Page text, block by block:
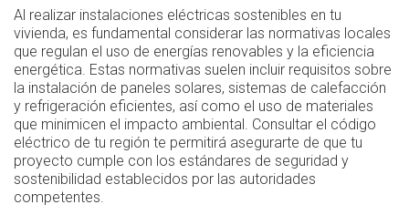
Al realizar instalaciones eléctricas sostenibles en tu
vivienda, es fundamental considerar las normativas locales
que regulan el uso de energías renovables y la eficiencia
energética. Estas normativas suelen incluir requisitos sobre
la instalación de paneles solares, sistemas de calefacción
y refrigeración eficientes, así como el uso de materiales
que minimicen el impacto ambiental. Consultar el código
eléctrico de tu región te permitirá asegurarte de que tu
proyecto cumple con los estándares de seguridad y
sostenibilidad establecidos por las autoridades
competentes.